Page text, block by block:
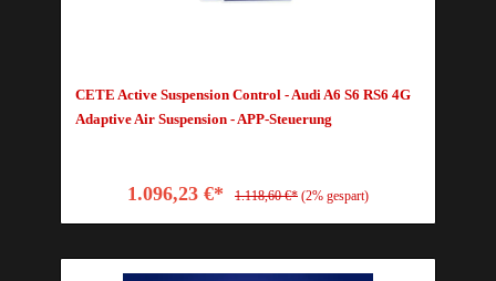
CETE Active Suspension Control - Audi A6 S6 RS6 4G
Adaptive Air Suspension - APP-Steuerung
1.096,23 €* 1.118,60 €* (2% gespart)